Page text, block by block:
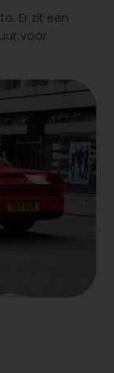
Er zit een
voor